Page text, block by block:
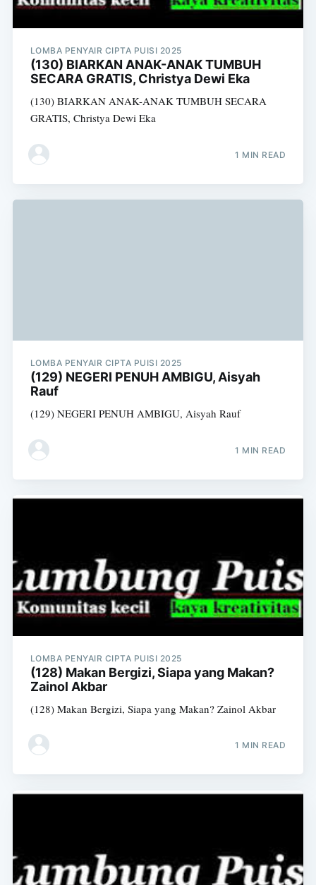
LOMBA PENYAIR CIPTA PUISI 2025
(130) BIARKAN ANAK-ANAK TUMBUH
SECARA GRATIS, Christya Dewi Eka
(130) BIARKAN ANAK-ANAK TUMBUH SECARA
GRATIS, Christya Dewi Eka
1 MIN READ
LOMBA PENYAIR CIPTA PUISI 2025
(129) NEGERI PENUH AMBIGU, Aisyah
Rauf
(129) NEGERI PENUH AMBIGU, Aisyah Rauf
1 MIN READ
LOMBA PENYAIR CIPTA PUISI 2025
(128) Makan Bergizi, Siapa yang Makan?
Zainol Akbar
(128) Makan Bergizi, Siapa yang Makan? Zainol Akbar
1 MIN READ